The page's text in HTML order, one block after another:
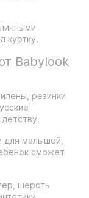
куртку.
Babylook
резинки
для малышей,
сможет
шерсть